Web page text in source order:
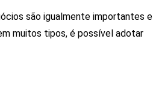
são igualmente importantes e
muitos tipos, é possível adotar